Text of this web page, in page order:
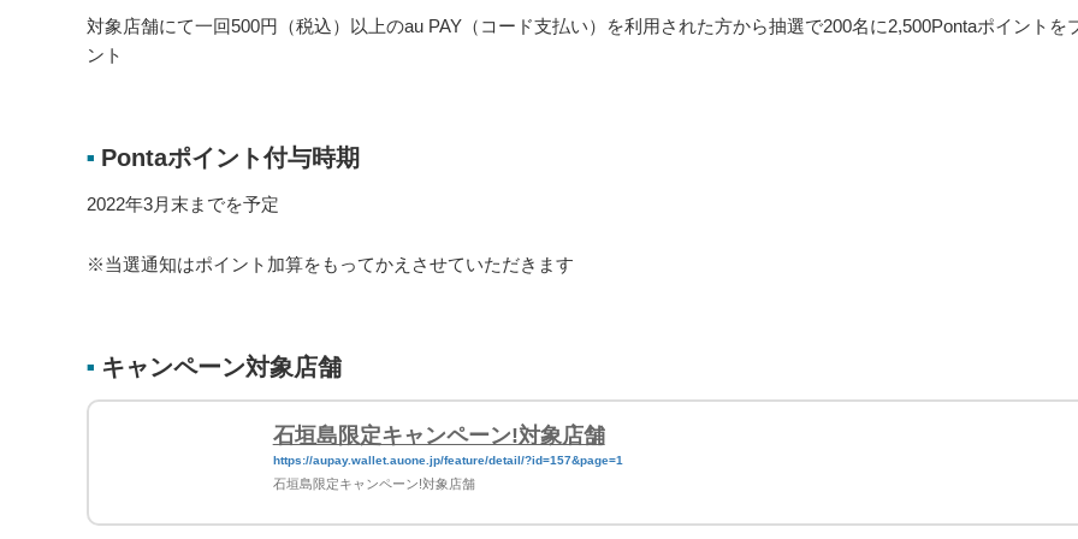
対象店舗にて一回500円（税込）以上のau PAY（コード支払い）を利用された方から抽選で200名に2,500Pontaポイントを
ント
■ Pontaポイント付与時期
2022年3月末までを予定
※当選通知はポイント加算をもってかえさせていただきます
■ キャンペーン対象店舗
石垣島限定キャンペーン!対象店舗
https://aupay.wallet.auone.jp/feature/detail/?id=157&page=1
石垣島限定キャンペーン!対象店舗